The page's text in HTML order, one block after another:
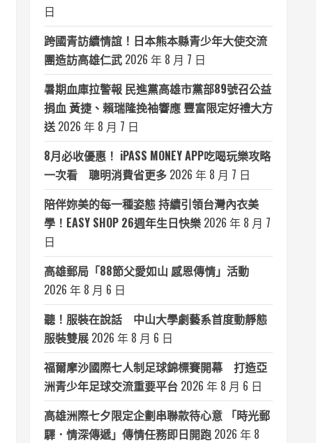
日
跨國青訪續情誼！日本熊本縣青少年大使交流
團造訪高雄仁武 2026 年 8 月 7 日
暑期血庫拉警報 民進黨高雄市黨部89號召公益
捐血 黃捷、賴瑞隆挽袖響應 豐富限定好禮大方
送 2026 年 8 月 7 日
8月必收優惠！ iPASS MONEY APP吃喝玩樂攻略
一次看 聰明消費省更多 2026 年 8 月 7 日
陪伴妳美的每一種姿態 持續引領台灣內衣美
學！EASY SHOP 26週年生日快樂 2026 年 8 月 7
日
高雄郵局「88節父愛如山 感恩傳情」活動
2026 年 8 月 6 日
聽！服裝在說話 中山大學劇藝系首度動靜態
服裝雙展 2026 年 8 月 6 日
福爾摩沙國際七人制足球錦標賽開幕 打造亞
洲青少年足球交流重要平台 2026 年 8 月 6 日
高雄洲際七夕限定企劃串聯款待心意 「時光郵
驛．情深傳遞」傳情任務即日開跑 2026 年 8